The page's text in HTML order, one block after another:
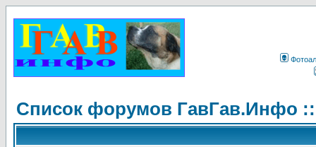
Список форумов ГавГав.Инфо